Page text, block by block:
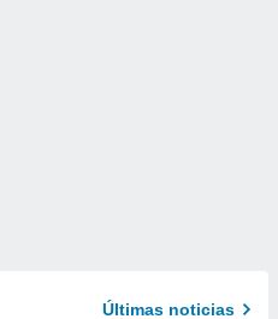
Últimas noticias